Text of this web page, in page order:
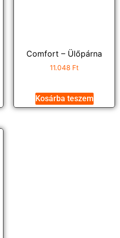
Comfort – Ülőpárna
11.048 Ft
Kosárba teszem